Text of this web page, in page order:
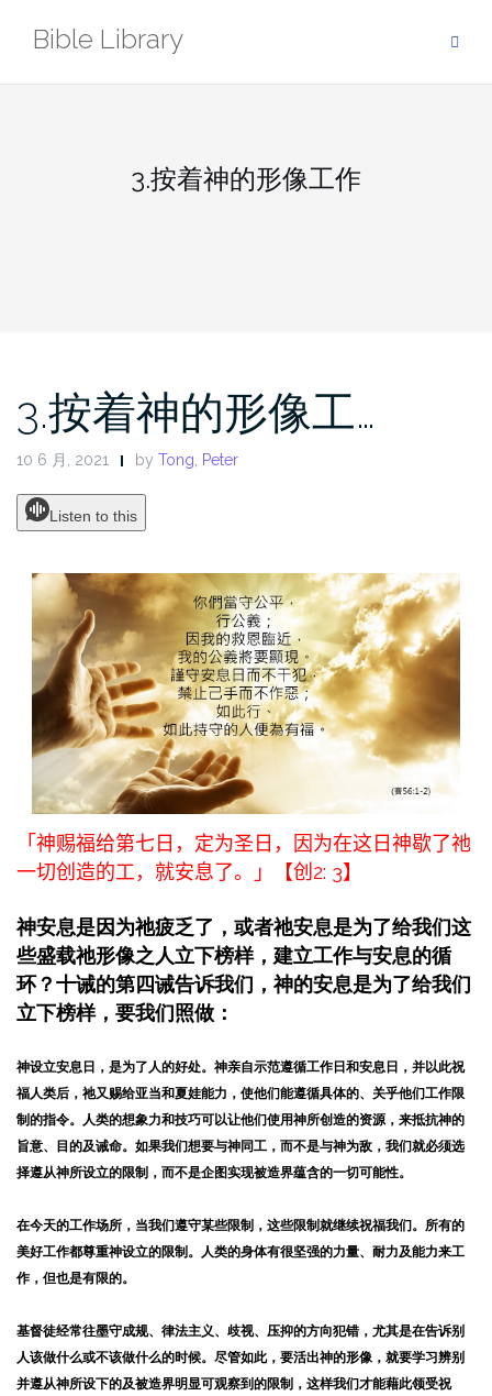
Bible Library
3.按着神的形像工作
3.按着神的形像工…
10 6 月, 2021 by Tong, Peter
Listen to this
「神赐福给第七日，定为圣日，因为在这日神歇了祂
一切创造的工，就安息了。」【创2: 3】
神安息是因为祂疲乏了，或者祂安息是为了给我们这
些盛载祂形像之人立下榜样，建立工作与安息的循
环？十诫的第四诫告诉我们，神的安息是为了给我们
立下榜样，要我们照做：
神设立安息日，是为了人的好处。 神亲自示范遵循工作日和安息日，并以此祝
福人类后，祂又赐给亚当和夏娃能力，使他们能遵循具体的、关乎他们工作限
制的指令。 人类的想象力和技巧可以让他们使用神所创造的资源，来抵抗神的
旨意、目的及诫命。如果我们想要与神同工，而不是与神为敌，我们就必须选
择遵从神所设立的限制，而不是企图实现被造界蕴含的一切可能性。
在今天的工作场所，当我们遵守某些限制，这些限制就继续祝福我们。 所有的
美好工作都尊重神设立的限制。人类的身体有很坚强的力量、耐力及能力来工
作，但也是有限的。
基督徒经常往墨守成规、律法主义、歧视、压抑的方向犯错，尤其是在告诉别
人该做什么或不该做什么的时候。尽管如此，要活出神的形像，就要学习辨别
并遵从神所设下的及被造界明显可观察到的限制，这样我们才能藉此领受祝